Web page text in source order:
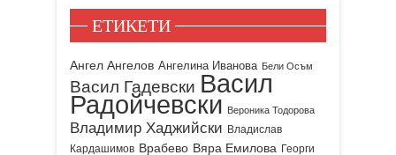
ЕТИКЕТИ
Ангел Ангелов Ангелина Иванова Бели Осъм
Васил Гадевски Васил
Радойчевски Вероника Тодорова
Владимир Хаджийски Владислав
Кардашимов Врабево Вяра Емилова Георги